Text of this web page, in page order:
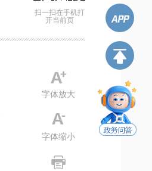
扫一扫在手机打
开当前页
字体放大
字体缩小